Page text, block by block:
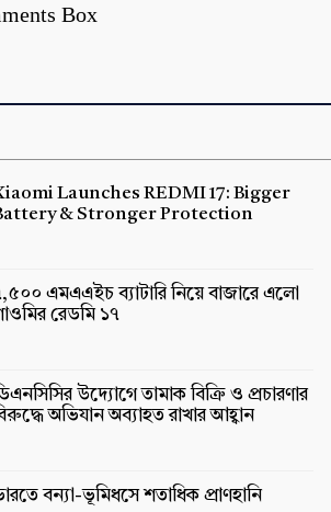
Box
Launches REDMI 17: Bigger
& Stronger Protection
এমএএইচ ব্যাটারি নিয়ে বাজারে এলো
রেডমি ১৭
উদ্যোগে তামাক বিক্রি ও প্রচারণার
অভিযান অব্যাহত রাখার আহ্বান
বন্যা-ভূমিধসে শতাধিক প্রাণহানি